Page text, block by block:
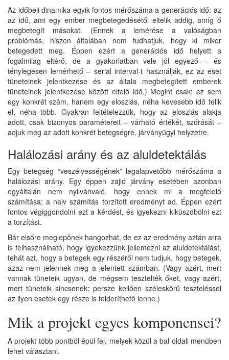
Az időbeli dinamika egyik fontos mérőszáma a generációs idő: az
az idő, ami egy ember megbetegedésétől eltelik addig, amíg ő
megbetegít másokat. (Ennek a lemérése a valóságban
problémás, hiszen általában nem tudhatjuk, hogy ki mikor
betegedett meg. Éppen ezért a generációs idő helyett a
fogalmilag eltérő, de a gyakorlatban vele jól egyező – és
ténylegesen lemérhető – serial interval-t használják, ez az eset
tüneteinek jelentkezése és az általa megbetegített emberek
tüneteinek jelentkezése között eltelő idő.) Megint csak: ez sem
egy konkrét szám, hanem egy eloszlás, néha kevesebb idő telik
el, néha több. Gyakran feltételezzük, hogy az eloszlás alakja
adott, csak bizonyos paramétereit – várható értékét, szórását –
adjuk meg az adott konkrét betegségre, járványügyi helyzetre.
Halálozási arány és az aluldetektálás
Egy betegség “veszélyességének” legalapvetőbb mérőszáma a
halálozási arány. Egy éppen zajló járvány esetében azonban
egyáltalán nem nyilvánvaló, hogy ennek mi a megfelelő
számítása; a naiv számítás torzított eredményt ad. Éppen ezért
fontos végiggondolni ezt a kérdést, és igyekezni kiküszöbölni ezt
a torzítást.
Bár elsőre meglepőnek hangozhat, de ez az eredmény aztán arra
is felhasználható, hogy igyekezzünk jellemezni az aluldetektálást,
tehát azt, hogy a betegek egy részéről nem tudjuk, hogy betegek,
azaz nem jelennek meg a jelentett számban. (Vagy azért, mert
vannak tüneteik ugyan, de mégsem tesztelték őket, vagy azért,
mert tüneteik sincsenek; persze kellően széleskörű teszteléssel
az ilyen esetek egy része is felderíthető lenne.)
Mik a projekt egyes komponensei?
A projekt több pontból épül fel, melyek közül a bal oldali menüben
lehet választani.